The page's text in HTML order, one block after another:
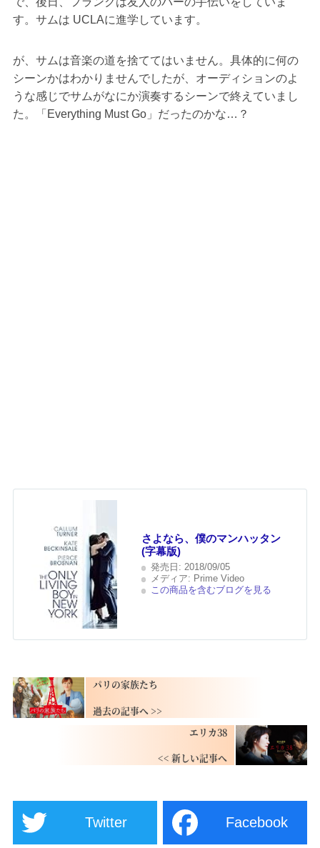
す。サムは UCLAに進学しています。
が、サムは音楽の道を捨ててはいません。具体的に何の
シーンかはわかりませんでしたが、オーディションのよ
うな感じでサムがなにか演奏するシーンで終えていまし
た。「Everything Must Go」だったのかな…？
さよなら、僕のマンハッタン
(字幕版)
発売日: 2018/09/05
メディア: Prime Video
この商品を含むブログを見る
パリの家族たち
エリカ38
Twitter Facebook